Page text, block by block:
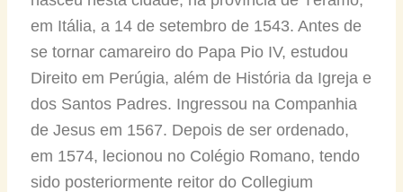
em Itália, a 14 de setembro de 1543. Antes de
se tornar camareiro do Papa Pio IV, estudou
Direito em Perúgia, além de História da Igreja e
dos Santos Padres. Ingressou na Companhia
de Jesus em 1567. Depois de ser ordenado,
em 1574, lecionou no Colégio Romano, tendo
sido posteriormente reitor do Collegium